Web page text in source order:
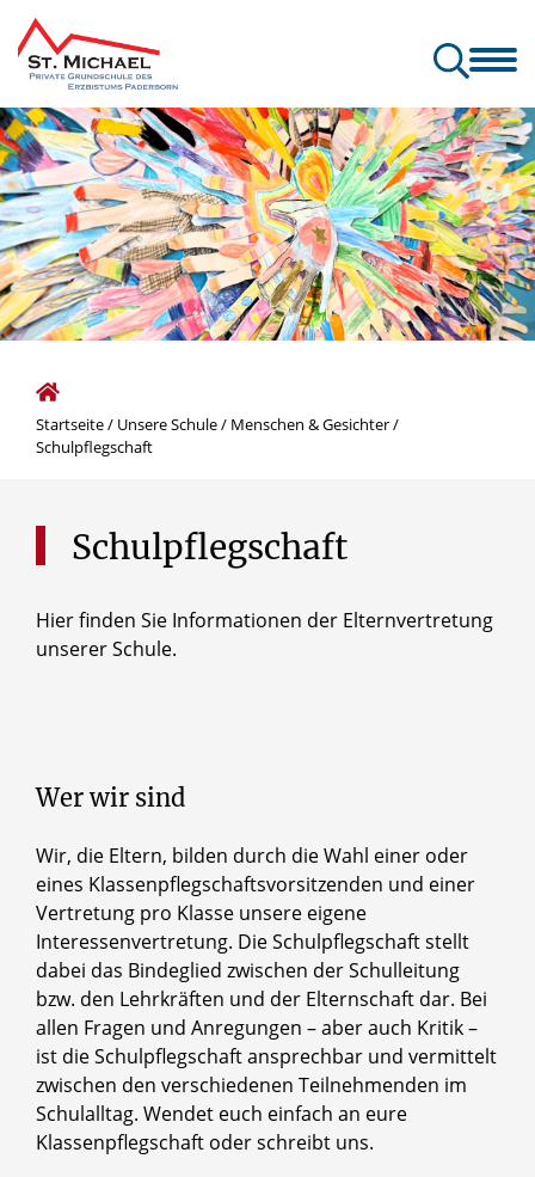
Unsere Schule Unsere
Startseite/ Unsere Schule/ Menschen & Gesichter/
Schulpflegschaft
Schulpflegschaft
Hier finden Sie Informationen der Elternvertretung
unserer Schule.
Wer wir sind
Wir, die Eltern, bilden durch die Wahl einer oder
eines Klassenpflegschaftsvorsitzenden und einer
Vertretung pro Klasse unsere eigene
Interessenvertretung. Die Schulpflegschaft stellt
dabei das Bindeglied zwischen der Schulleitung
bzw. den Lehrkräften und der Elternschaft dar. Bei
allen Fragen und Anregungen – aber auch Kritik –
ist die Schulpflegschaft ansprechbar und vermittelt
zwischen den verschiedenen Teilnehmenden im
Schulalltag. Wendet euch einfach an eure
Klassenpflegschaft oder schreibt uns.